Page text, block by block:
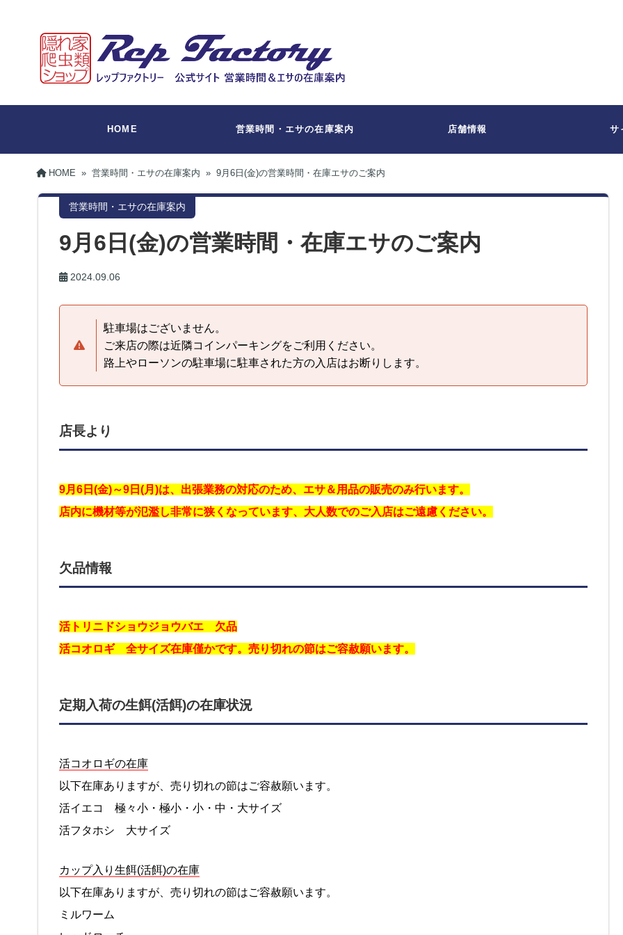
HOME 営業時間・エサの在庫案内 店舗情報 サ
HOME » 営業時間・エサの在庫案内 » 9月6日(金)の営業時間・在庫エサのご案内
営業時間・エサの在庫案内
9月6日(金)の営業時間・在庫エサのご案内
2024.09.06
駐車場はございません。
ご来店の際は近隣コインパーキングをご利用ください。
路上やローソンの駐車場に駐車された方の入店はお断りします。
店長より
9月6日(金)～9日(月)は、出張業務の対応のため、エサ＆用品の販売のみ行います。
店内に機材等が氾濫し非常に狭くなっています、大人数でのご入店はご遠慮ください。
欠品情報
活トリニドショウジョウバエ 欠品
活コオロギ 全サイズ在庫僅かです。売り切れの節はご容赦願います。
定期入荷の生餌(活餌)の在庫状況
活コオロギの在庫
以下在庫ありますが、売り切れの節はご容赦願います。
活イエコ 極々小・極小・小・中・大サイズ
活フタホシ 大サイズ
カップ入り生餌(活餌)の在庫
以下在庫ありますが、売り切れの節はご容赦願います。
ミルワーム